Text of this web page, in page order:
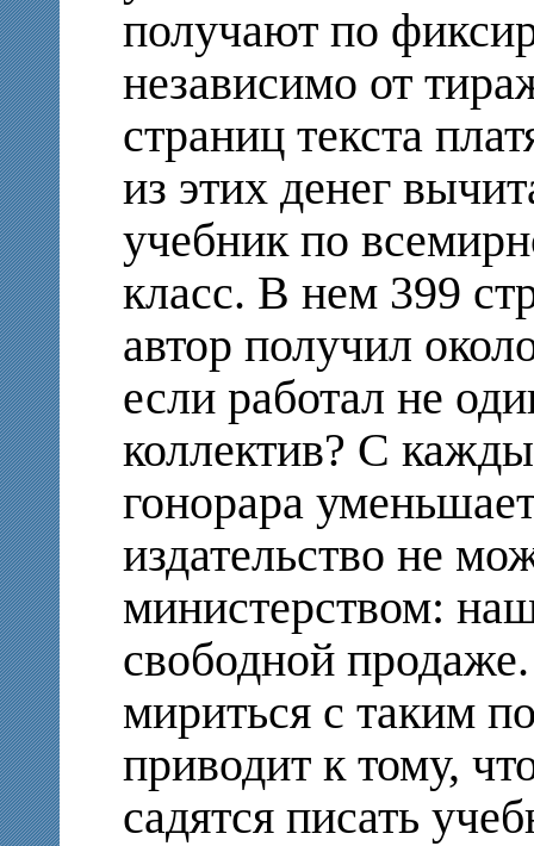
получают по
независимо от
страниц текста
из этих денег
учебник по
класс. В нем 399
автор получил
если работал не
коллектив? С
гонорара
издательство не
министерством:
свободной
мириться с таким
приводит к тому,
садятся писать